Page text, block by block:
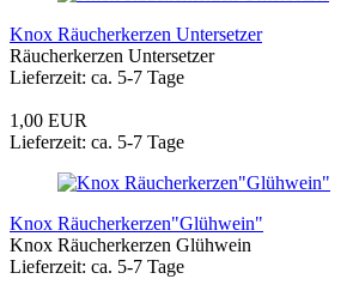
Knox Räucherkerzen Untersetzer
Räucherkerzen Untersetzer
Lieferzeit: ca. 5-7 Tage
1,00 EUR
Lieferzeit: ca. 5-7 Tage
Knox Räucherkerzen"Glühwein"
Knox Räucherkerzen Glühwein
Lieferzeit: ca. 5-7 Tage